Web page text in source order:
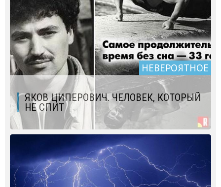
НЕВЕРОЯТНОЕ
ЯКОВ ЦИПЕРОВИЧ. ЧЕЛОВЕК, КОТОРЫЙ
НЕ СПИТ